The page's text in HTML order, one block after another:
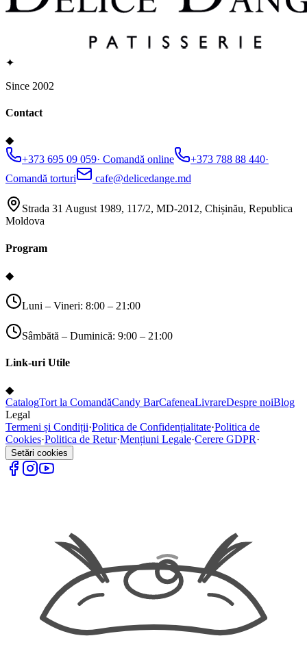
✦
Since 2002
Contact
◆
+373 695 09 059· Comandă online +373 788 88 440·
Comandă torturi
cafe@delicedange.md
Strada 31 August 1989, 117/2, MD-2012, Chișinău, Republica
Moldova
Program
◆
Luni – Vineri: 8:00 – 21:00
Sâmbătă – Duminică: 9:00 – 21:00
Link-uri Utile
◆
CatalogTort la ComandăCandy BarCafeneaLivrareDespre noiBlog
Legal
Termeni și Condiții·Politica de Confidențialitate·Politica de
Cookies·Politica de Retur·Mențiuni Legale·Cerere GDPR·
Setări cookies